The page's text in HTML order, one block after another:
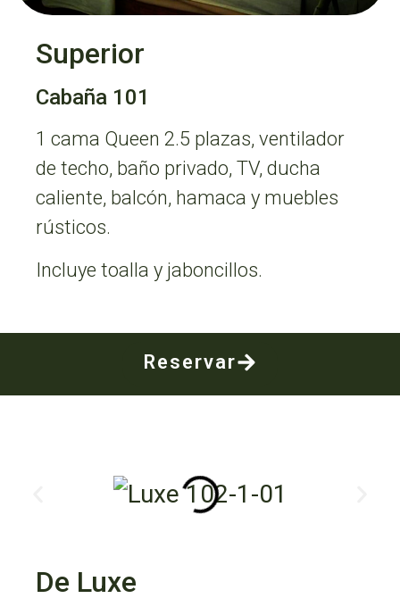
Superior
Cabaña 101
1 cama Queen 2.5 plazas, ventilador
de techo, baño privado, TV, ducha
caliente, balcón, hamaca y muebles
rústicos.
Incluye toalla y jaboncillos.
Reservar
De Luxe